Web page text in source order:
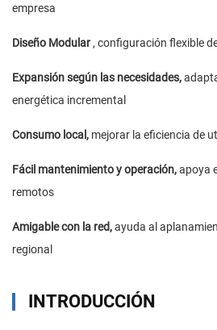
empresa
Diseño Modular , configuración flexible
Expansión según las necesidades,
energética incremental
Consumo local, mejorar la eficiencia de
Fácil mantenimiento y operación,apoya
remotos
Amigable con la red,ayuda al
regional
INTRODUCCIÓN